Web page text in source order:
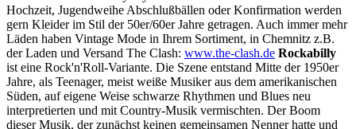
Hochzeit, Jugendweihe Abschlußbällen oder Konfirmation werden
gern Kleider im Stil der 50er/60er Jahre getragen. Auch immer mehr
Läden haben Vintage Mode in Ihrem Sortiment, in Chemnitz z.B.
der Laden und Versand The Clash: www.the-clash.de Rockabilly
ist eine Rock'n'Roll-Variante. Die Szene entstand Mitte der 1950er
Jahre, als Teenager, meist weiße Musiker aus dem amerikanischen
Süden, auf eigene Weise schwarze Rhythmen und Blues neu
interpretierten und mit Country-Musik vermischten. Der Boom
dieser Musik, der zunächst keinen gemeinsamen Nenner hatte und